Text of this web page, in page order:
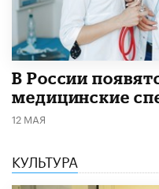
В России
медицинские
12 МАЯ
КУЛЬТУРА